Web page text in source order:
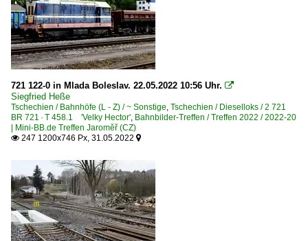
721 122-0 in Mlada Boleslav. 22.05.2022 10:56 Uhr. 
Siegfried Heße
Tschechien / Bahnhöfe (L - Z) / ~ Sonstige, Tschechien / Dieselloks / 2 721
BR 721 · T 458.1 'Velky Hector', Bahnbilder-Treffen / Treffen 2022 / 2022-20
| Mini-BB.de Treffen Jaroměř (CZ)
 247 1200x746 Px, 31.05.2022 